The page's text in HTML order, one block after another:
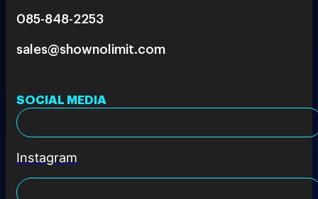
085-848-2253
sales@shownolimit.com
SOCIAL MEDIA
Instagram